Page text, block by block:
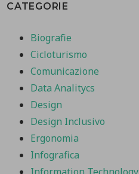
CATEGORIE
Biografie
Cicloturismo
Comunicazione
Data Analitycs
Design
Design Inclusivo
Ergonomia
Infografica